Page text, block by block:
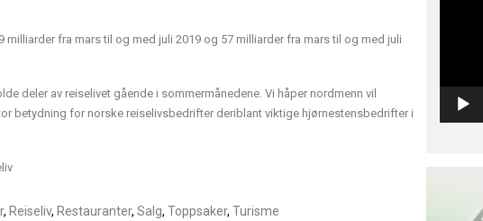
fra mars til og med juli 2019 og 57 milliarder fra mars til og med juli
deler av reiselivet gående i sommermånedene. Vi håper nordmenn vil
betydning for norske reiselivsbedrifter deriblant viktige hjørnestensbedrifter i
, Reiseliv, Restauranter, Salg, Toppsaker, Turisme